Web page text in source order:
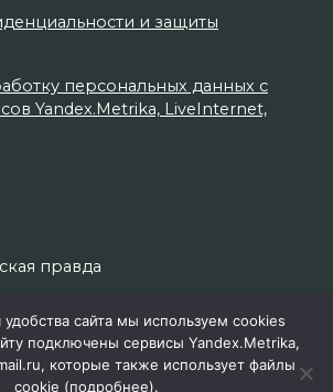
и защиты
персональных данных с
Yandex.Metrika, LiveInternet,
правда
сайта мы используем cookies
подключены сервисы Yandex.Metrika,
которые также использует файлы
cookie (подробнее).